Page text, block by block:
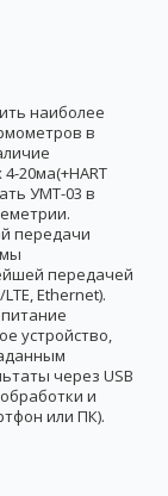
наиболее
в
20ма(+HART
УМТ-03 в
передачи
передачей
Ethernet).
устройство,
через USB
и
или ПК).